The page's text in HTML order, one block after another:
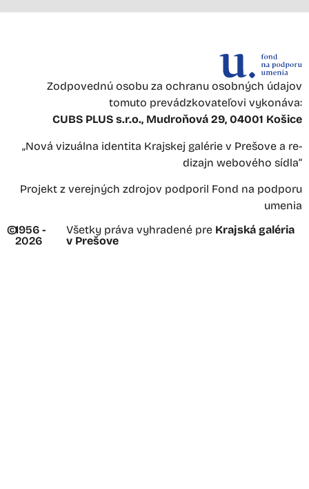
Zodpovednú osobu za ochranu osobných údajov
tomuto prevádzkovateľovi vykonáva:
CUBS PLUS s.r.o., Mudroňová 29, 04001 Košice
„Nová vizuálna identita Krajskej galérie v Prešove a re-
dizajn webového sídla“
Projekt z verejných zdrojov podporil Fond na podporu
umenia
©1956 -
2026
Všetky práva vyhradené pre Krajská galéria
v Prešove